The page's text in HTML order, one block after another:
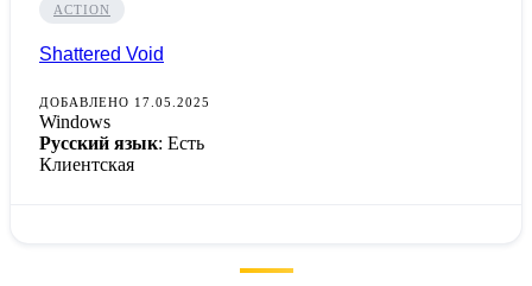
ACTION
Shattered Void
ДОБАВЛЕНО 17.05.2025
Windows
Русский язык: Есть
Клиентская